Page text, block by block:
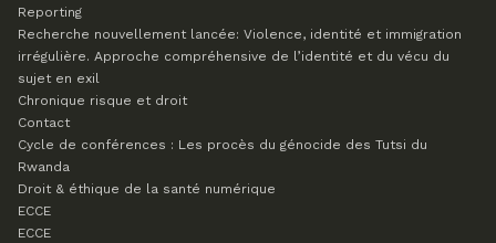
Reporting
Recherche nouvellement lancée: Violence, identité et immigration
irrégulière. Approche compréhensive de l’identité et du vécu du
sujet en exil
Chronique risque et droit
Contact
Cycle de conférences : Les procès du génocide des Tutsi du
Rwanda
Droit & éthique de la santé numérique
ECCE
ECCE